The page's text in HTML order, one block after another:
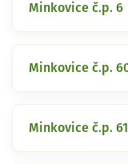
Minkovice č.p. 6
Minkovice č.p.
Minkovice č.p. 61